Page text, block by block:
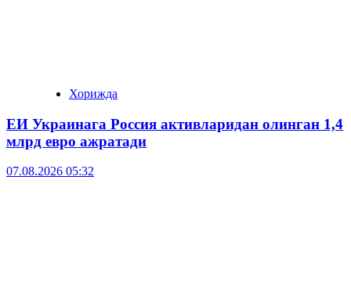
Хорижда
ЕИ Украинага Россия активларидан олинган 1,4
млрд евро ажратади
07.08.2026 05:32